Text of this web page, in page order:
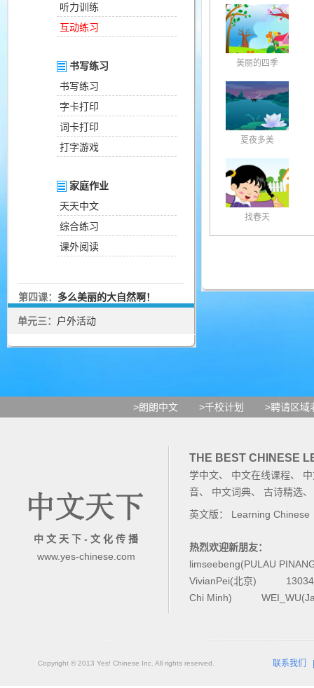
听力训练
互动练习
书写练习
书写练习
字卡打印
词卡打印
打字游戏
家庭作业
天天中文
综合练习
课外阅读
第四课： 多么美丽的大自然啊！
单元三： 户外活动
美丽的四季
夏夜多美
找春天
>朗朗中文 >千校计划 >聘请区域
中 文 天 下 - 文 化 传 播
www.yes-chinese.com
THE BEST CHINESE
学中文、 中文在线课程、
音、 中文词典、 古诗精选
英文版： Learning Chinese
热烈欢迎新朋友：
limseebeng(PULAU
VivianPei(北京)
Chi Minh)
Copyright © 2013 Yes! Chinese Inc. All rights reserved. 联系我们